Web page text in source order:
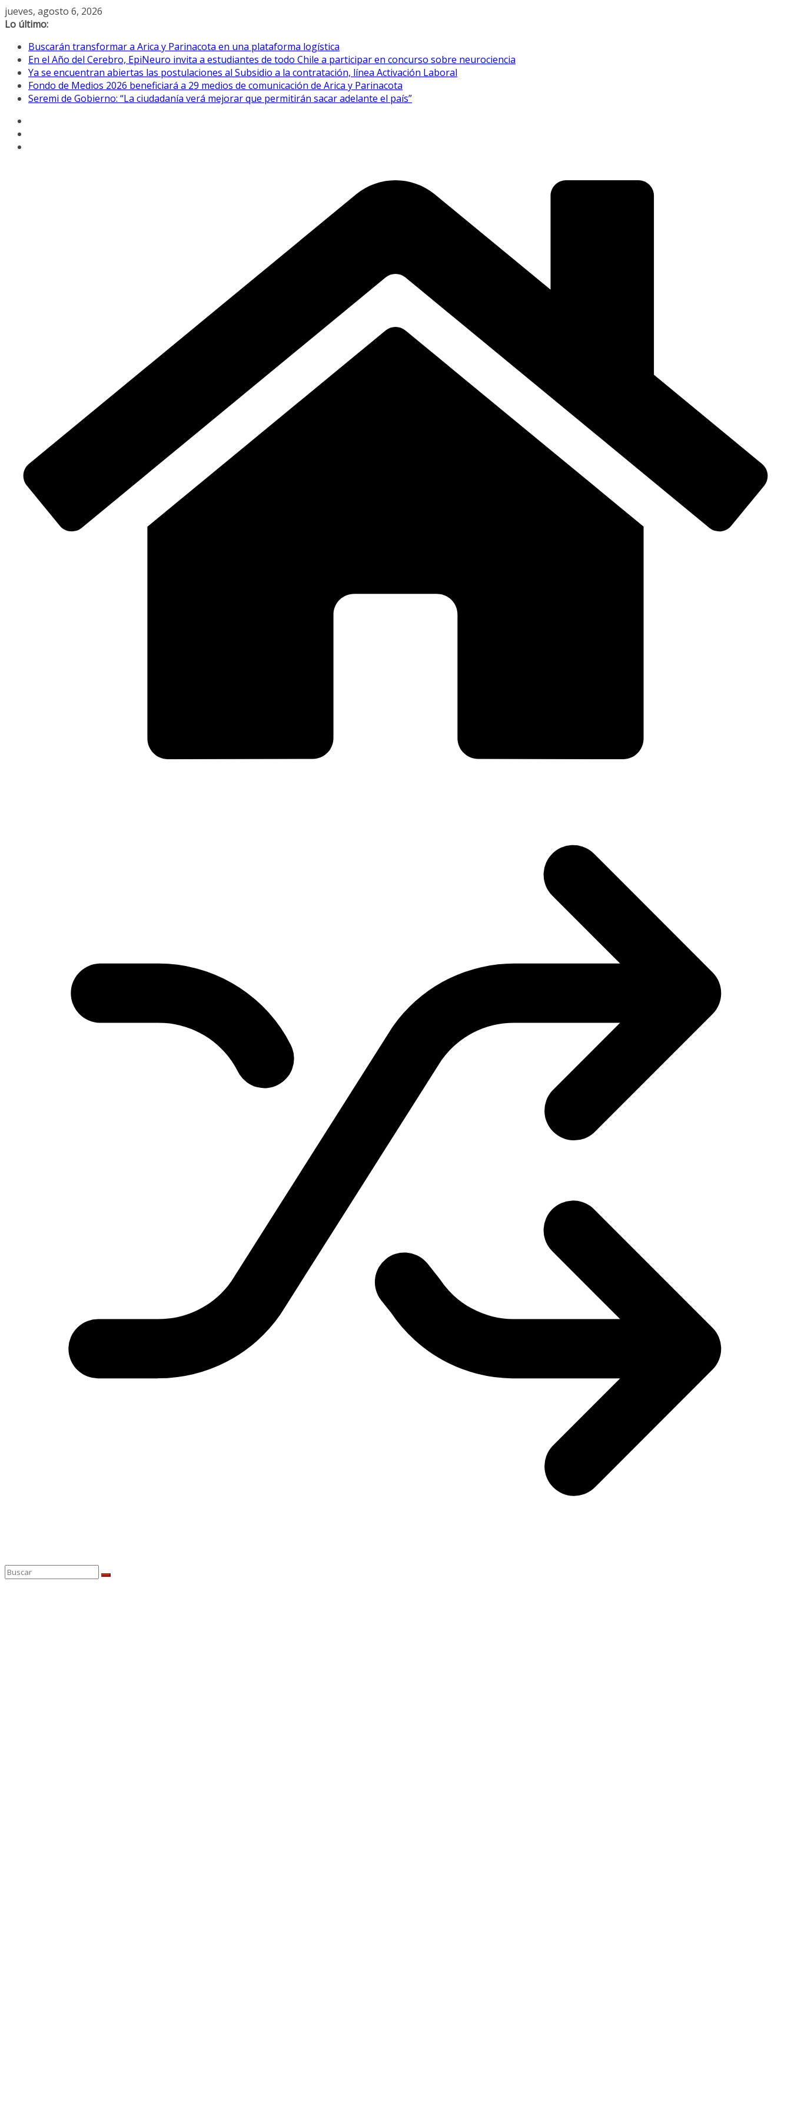
Saltar
al
jueves, agosto 6, 2026
Lo último:
Buscarán transformar a Arica y Parinacota en una plataforma logística
En el Año del Cerebro, EpiNeuro invita a estudiantes de todo Chile a participar en concurso sobre neurociencia
Ya se encuentran abiertas las postulaciones al Subsidio a la contratación, línea Activación Laboral
Fondo de Medios 2026 beneficiará a 29 medios de comunicación de Arica y Parinacota
Seremi de Gobierno: “La ciudadanía verá mejorar que permitirán sacar adelante el país”